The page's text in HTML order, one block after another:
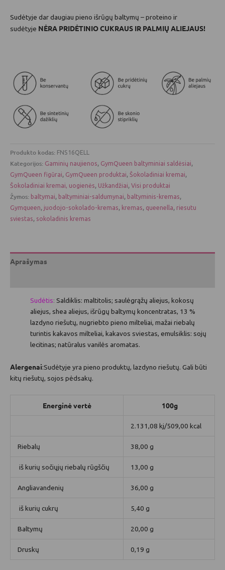
Sudėtyje dar daugiau pieno išrūgų baltymų – proteino ir
sudėtyje NĖRA PRIDĖTINIO CUKRAUS IR PALMIŲ ALIEJAUS!
Produkto kodas: FNS16QELL
Kategorijos: Gaminių naujienos, GymQueen baltyminiai saldėsiai,
GymQueen figūrai, GymQueen produktai, Šokoladiniai kremai,
Šokoladiniai kremai, uogienės, Užkandžiai, Visi produktai
Žymos: baltymai, baltyminiai-saldumynai, baltyminis-kremas,
Gymqueen, juodojo-sokolado-kremas, kremas, queenella, riesutu
sviestas, sokoladinis kremas
Aprašymas
Sudėtis: Saldiklis: maltitolis; saulėgrąžų aliejus, kokosų
aliejus, shea aliejus, išrūgų baltymų koncentratas, 13 %
lazdyno riešutų, nugriebto pieno milteliai, mažai riebalų
turintis kakavos milteliai, kakavos sviestas, emulsiklis: sojų
lecitinas; natūralus vanilės aromatas.
Alergenai:Sudėtyje yra pieno produktų, lazdyno riešutų. Gali būti
kitų riešutų, sojos pėdsakų.
Energinė vertė 100g
2.131,08 kj/509,00 kcal
Riebalų 38,00 g
iš kurių sočiųjų riebalų rūgščių 13,00 g
Angliavandenių 36,00 g
iš kurių cukrų 5,40 g
Baltymų 20,00 g
Druskų 0,19 g